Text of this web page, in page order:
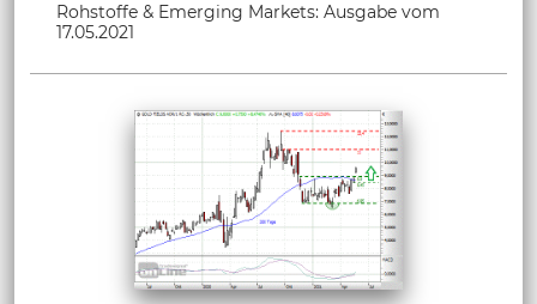
Rohstoffe & Emerging Markets: Ausgabe vom
17.05.2021